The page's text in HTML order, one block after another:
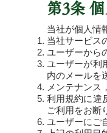
第3条
当社が個人情
当社サービス
ユーザーから
ユーザーが利
内のメールを
メンテナンス
利用規約に違
ご利用をお断
ユーザーにご